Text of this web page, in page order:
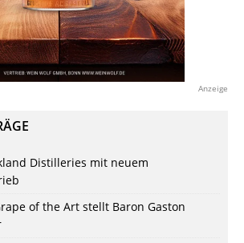
Anzeige
Distilleries mit neuem
of the Art stellt Baron Gaston